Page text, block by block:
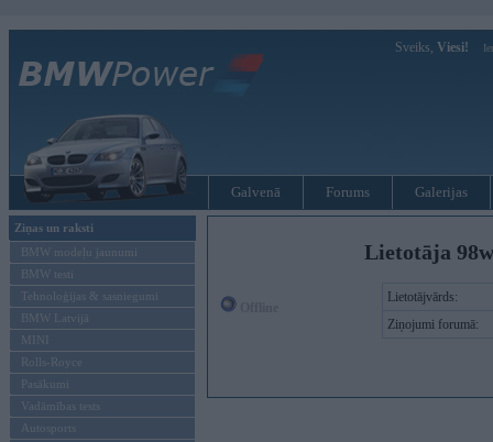
Sveiks, Viesi!
Galvenā Forums Galerijas
Ziņas un raksti
BMW modeļu jaunumi
BMW testi
Tehnoloģijas & sasniegumi
BMW Latvijā
MINI
Rolls-Royce
Pasākumi
Vadāmības tests
Autosports
Lietotāja
Lietotājvārds:
Ziņojumi forumā: